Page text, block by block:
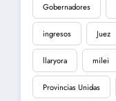
Gobernadores
ingresos Juez
llaryora milei
Provincias Unidas